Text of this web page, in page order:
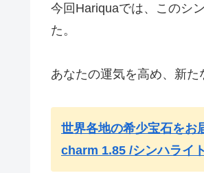
今回Hariquaでは、このシ
た。
あなたの運気を高め、新た
世界各地の希少宝石を
charm 1.85 /シンハライト